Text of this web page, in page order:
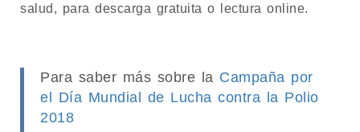
salud, para descarga gratuita o lectura online.
Para saber más sobre la Campaña por
el Día Mundial de Lucha contra la Polio
2018